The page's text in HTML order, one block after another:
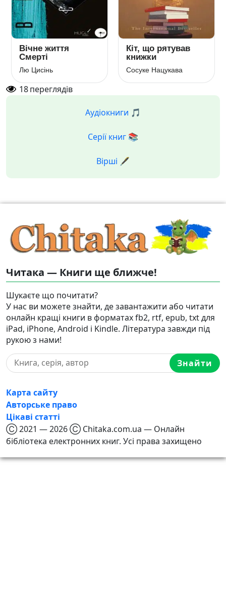
Вічне життя
Смерті
Лю Цисінь
Кіт, що рятував
книжки
Сосуке Нацукава
18переглядів
Аудіокниги 🎵
Серії книг 📚
Вірші 🖋️
Читака — Книги ще ближче!
Шукаєте що почитати?
У нас ви можете знайти, де завантажити або читати
онлайн кращі книги в форматах fb2, rtf, epub, txt для
iPad, iPhone, Android і Kindle. Література завжди під
рукою з нами!
Знайти
Карта сайту
Авторське право
Цікаві статті
Ⓒ 2021 — 2026 Ⓒ Chitaka.com.ua — Онлайн
бібліотека електронних книг. Усі права захищено